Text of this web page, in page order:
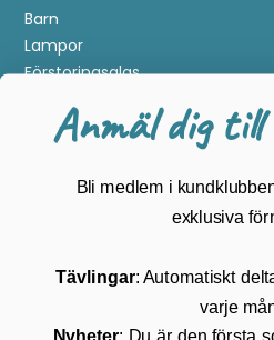
Barn
Lampor
Förstoringsglas
Guider
Köpvillkor
Anmäl dig
Bli medlem i
exklusiva
Tävlingar: Automatiskt
varje